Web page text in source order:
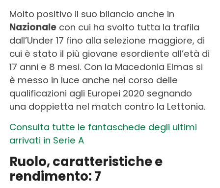
Molto positivo il suo bilancio anche in
Nazionalecon cui ha svolto tutta la trafila
dall’Under 17 fino alla selezione maggiore, di
cui è stato il più giovane esordiente all’età di
17 anni e 8 mesi. Con la Macedonia Elmas si
è messo in luce anche nel corso delle
qualificazioni agli Europei 2020 segnando
una doppietta nel match contro la Lettonia.
Consulta tutte le fantaschede degli ultimi
arrivati in Serie A
Ruolo, caratteristiche e
rendimento: 7